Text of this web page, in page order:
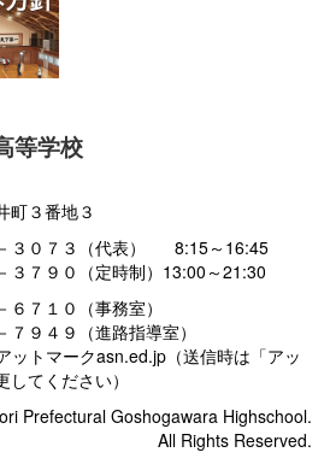
等学校
町３番地３
３０７３（代表） 8:15～16:45
３７９０（定時制）13:00～21:30
７１０（事務室）
９４９（進路指導室）
トマークasn.ed.jp（送信時は「アッ
てください）
Prefectural Goshogawara Highschool.
All Rights Reserved.